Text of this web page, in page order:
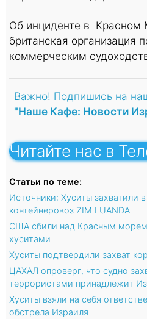
Об инциденте в Красном
британская организация
коммерческим
Важно! Подпишись на
"Наше Кафе: Новости
Читайте нас в
Статьи по теме:
Источники: Хуситы захватили
контейнеровоз ZIM LUANDA
США сбили над Красным
хуситами
Хуситы подтвердили захват
ЦАХАЛ опроверг, что судно
террористами принадлежит
Хуситы взяли на себя
обстрела Израиля